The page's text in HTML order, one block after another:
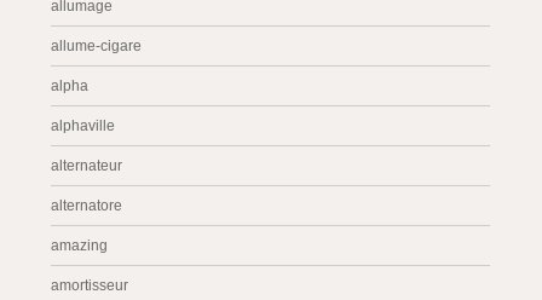
allumage
allume-cigare
alpha
alphaville
alternateur
alternatore
amazing
amortisseur